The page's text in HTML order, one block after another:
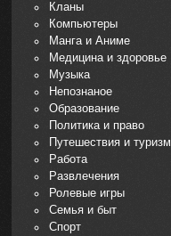
Кланы
Компьютеры
Манга и Аниме
Медицина и здоровье
Музыка
Непознаное
Образование
Политика и право
Путешествия и туризм
Работа
Развлечения
Ролевые игры
Семья и быт
Спорт